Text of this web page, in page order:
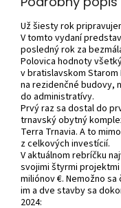
Už šiesty rok
V tomto vydaní
posledný rok za
Polovica hodnoty
v bratislavskom Starom
na rezidenčné budovy,
do administratívy.
Prvý raz sa dostal do
trnavský obytný
Terra Trnavia. A to
z celkových investícií.
V aktuálnom rebríčku
svojimi štyrmi projektmi
miliónov €. Nemožno
im a dve stavby sa
2024: